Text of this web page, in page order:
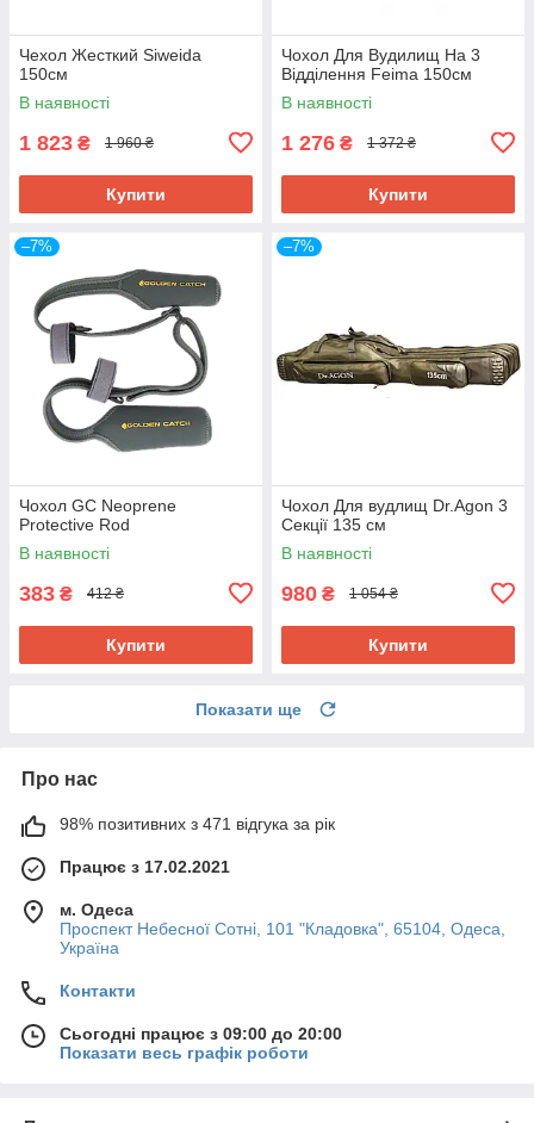
Чехол Жесткий Siweida
150см
В наявності
1 823 ₴ 1 960 ₴
Купити
Чохол Для Вудилищ На 3
Відділення Feima 150см
В наявності
1 276 ₴ 1 372 ₴
Купити
–7%
Чохол GC Neoprene
Protective Rod
В наявності
383 ₴ 412 ₴
Купити
–7%
Чохол Для вудлищ Dr.Agon 3
Секції 135 см
В наявності
980 ₴ 1 054 ₴
Купити
Показати ще
Про нас
98% позитивних з 471 відгука за рік
Працює з 17.02.2021
м. Одеса
Проспект Небесної Сотні, 101 "Кладовка", 65104, Одеса,
Україна
Контакти
Сьогодні працює з 09:00 до 20:00
Показати весь графік роботи